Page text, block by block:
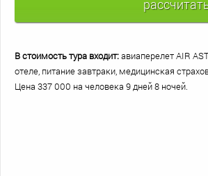
В стоимость тура входит:авиаперелет AIR
отеле, питание завтраки, медицинская
Цена 337 000 на человека 9 дней 8 ночей.